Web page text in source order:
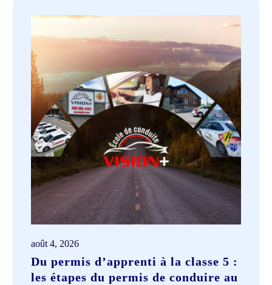
août 4, 2026
Du permis d’apprenti à la classe 5 :
les étapes du permis de conduire au